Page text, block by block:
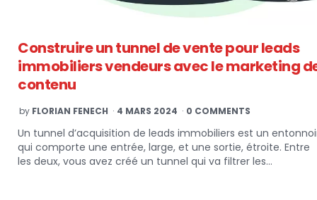
Construire un tunnel de vente pour leads
immobiliers vendeurs avec le marketing
contenu
POSTED
BY
by FLORIAN FENECH 4 MARS 2024 0 COMMENTS
Un tunnel d’acquisition de leads immobiliers est un
qui comporte une entrée, large, et une sortie, étroite. Entre
les deux, vous avez créé un tunnel qui va filtrer les…